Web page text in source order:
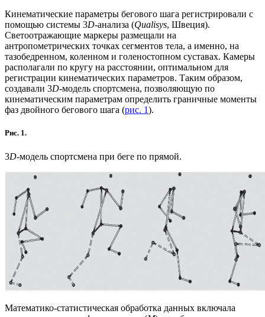
Кинематические параметры бегового шага регистрировали с
помощью системы 3D-анализа (Qualisys, Швеция).
Светоотражающие маркеры размещали на
антропометрических точках сегментов тела, а именно, на
тазобедренном, коленном и голеностопном суставах. Камеры
располагали по кругу на расстоянии, оптимальном для
регистрации кинематических параметров. Таким образом,
создавали 3D-модель спортсмена, позволяющую по
кинематическим параметрам определить граничные моменты
фаз двойного бегового шага (рис. 1).
Рис. 1.
3D-модель спортсмена при беге по прямой.
Математико-статистическая обработка данных включала